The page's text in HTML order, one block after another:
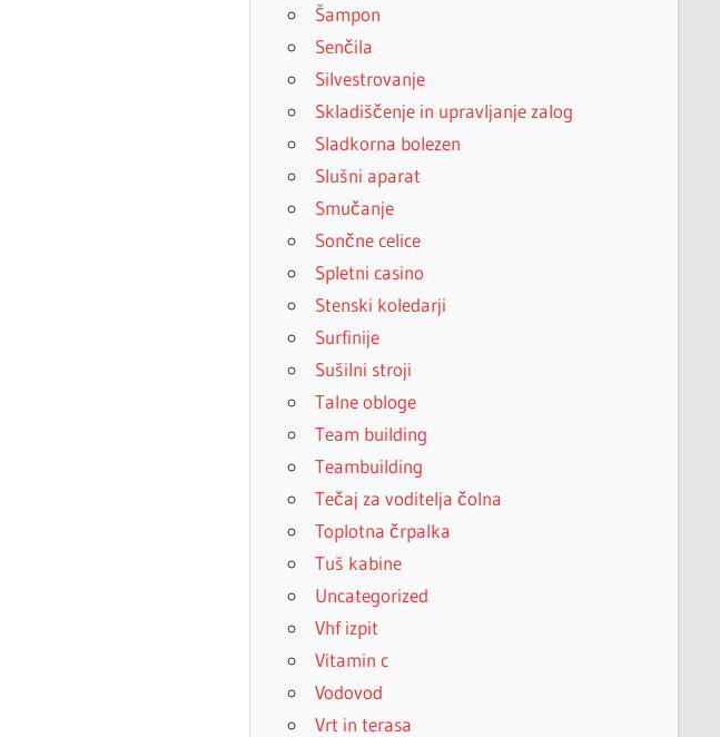
Šampon
Senčila
Silvestrovanje
Skladiščenje in upravljanje zalog
Sladkorna bolezen
Slušni aparat
Smučanje
Sončne celice
Spletni casino
Stenski koledarji
Surfinije
Sušilni stroji
Talne obloge
Team building
Teambuilding
Tečaj za voditelja čolna
Toplotna črpalka
Tuš kabine
Uncategorized
Vhf izpit
Vitamin c
Vodovod
Vrt in terasa